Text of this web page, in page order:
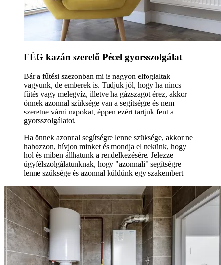
FÉG kazán szerelő Pécel gyorsszolgálat
Bár a fűtési szezonban mi is nagyon elfoglaltak
vagyunk, de emberek is. Tudjuk jól, hogy ha nincs
fűtés vagy melegvíz, illetve ha gázszagot érez, akkor
önnek azonnal szüksége van a segítségre és nem
szeretne várni napokat, éppen ezért tartjuk fent a
gyorsszolgálatot.
Ha önnek azonnal segítségre lenne szüksége, akkor ne
habozzon, hívjon minket és mondja el nekünk, hogy
hol és miben állhatunk a rendelkezésére. Jelezze
ügyfélszolgálatunknak, hogy "azonnali" segítségre
lenne szüksége és azonnal küldünk egy szakembert.